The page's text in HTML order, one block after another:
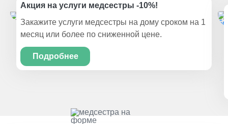
Акция на услуги медсестры -10%!
Закажите услуги медсестры на дому сроком на 1
месяц или более по сниженной цене.
Подробнее